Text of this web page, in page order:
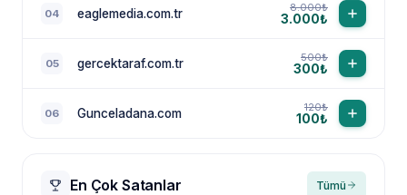
04 eaglemedia.com.tr 8.000₺
3.000₺
05 gercektaraf.com.tr 500₺
300₺
06 Gunceladana.com 120₺
100₺
En Çok Satanlar Tümü